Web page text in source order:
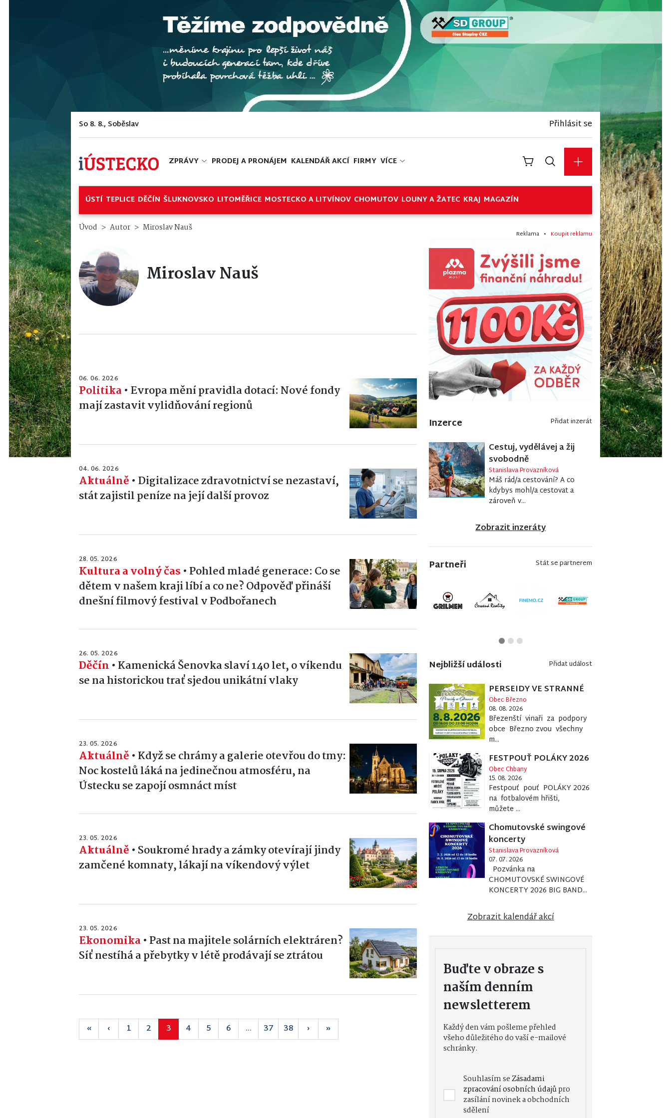
So 8. 8., Soběslav Přihlásit se
ZPRÁVY PRODEJ A PRONÁJEM KALENDÁŘ AKCÍ FIRMY VÍCE
ÚSTÍ TEPLICE DĚČÍN ŠLUKNOVSKO LITOMĚŘICE MOSTECKO A LITVÍNOV CHOMUTOV LOUNY A ŽATEC KRAJ MAGAZÍN
Úvod Autor Miroslav Nauš
Miroslav Nauš
06. 06. 2026
Politika• Evropa mění pravidla dotací: Nové fondy
mají zastavit vylidňování regionů
04. 06. 2026
Aktuálně • Digitalizace zdravotnictví se nezastaví,
stát zajistil peníze na její další provoz
28. 05. 2026
Kultura a volný čas • Pohled mladé generace: Co se
dětem v našem kraji líbí a co ne? Odpověď přináší
dnešní filmový festival v Podbořanech
26. 05. 2026
Děčín • Kamenická Šenovka slaví 140 let, o víkendu
se na historickou trať sjedou unikátní vlaky
23. 05. 2026
Aktuálně • Když se chrámy a galerie otevřou do tmy:
Noc kostelů láká na jedinečnou atmosféru, na
Ústecku se zapojí osmnáct míst
23. 05. 2026
Aktuálně • Soukromé hrady a zámky otevírají jindy
zamčené komnaty, lákají na víkendový výlet
23. 05. 2026
Ekonomika• Past na majitele solárních elektráren?
Síť nestíhá a přebytky v létě prodávají se ztrátou
« ‹ 1 2 3 4 5 6 ... 37 38 › »
Reklama • Koupit reklamu
Inzerce Přidat inzerát
Cestuj, vydělávej a žij
svobodně
Stanislava Provazníková
Máš rád/a cestování? A co
kdybys mohl/a cestovat a
zároveň v...
Zobrazit inzeráty
Partneři Stát se partnerem
Nejbližší události Přidat událost
PERSEIDY VE STRANNÉ
Obec Březno
08. 08. 2026
Březenští vinaři za podpory
obce Březno zvou všechny
m...
FESTPOUŤ POLÁKY 2026
Obec Chbany
15. 08. 2026
Festpouť pouť POLÁKY 2026
na fotbalovém hřišti,
můžete ...
Chomutovské swingové
koncerty
Stanislava Provazníková
07. 07. 2026
Pozvánka na
CHOMUTOVSKÉ SWINGOVÉ
KONCERTY 2026 BIG BAND...
Zobrazit kalendář akcí
Buďte v obraze s
naším denním
newsletterem
Každý den vám pošleme přehled
všeho důležitého do vaší e-mailové
schránky.
Souhlasím seZásadami
zpracování osobních údajůpro
zasílání novinek a obchodních
sdělení